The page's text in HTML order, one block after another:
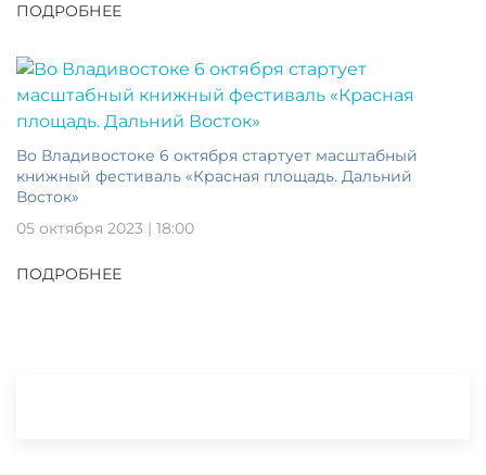
ПОДРОБНЕЕ
Во Владивостоке 6 октября стартует масштабный
книжный фестиваль «Красная площадь. Дальний
Восток»
05 октября 2023 | 18:00
ПОДРОБНЕЕ